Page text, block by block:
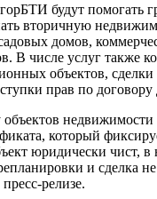
будут помогать
вторичную
домов,
В числе услуг также
объектов, сделки
прав по договору
недвижимости
который
юридически чист, в
и сделка
релизе.